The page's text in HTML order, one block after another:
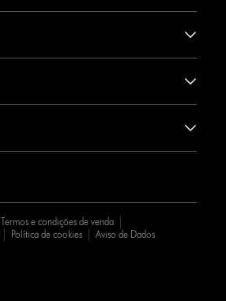
Termos e condições de venda
Política de cookies Aviso de Dados